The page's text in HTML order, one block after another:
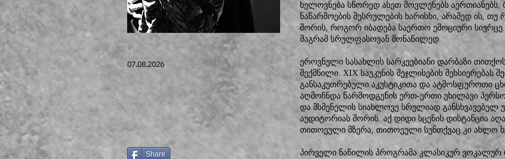
07.08.2026
Share
ხელოვნება სწორედ ასეთ მოვლენებს
ნაწარმოების შესრულების ხარისხი, არამედ ის, თუ
შორის, როგორ იბადება საერთო ემოციური
მაგრამ სრულფასოვან მონაწილედ.
ეროვნული სასახლის სარკეებიანი დარბაზი
შექმნილი. XIX საუკუნის მეჯლისების მეხსიერებას
განსაკუთრებული აკუსტიკითა და ატმოსფეროთი
აღმოჩნდა წარმოდგენის ერთ-ერთი უხილავი
და მსმენელის სიახლოვე სრულიად განსხვავებულ
აუდიტორიას შორის. აქ დიდი სცენის დისტანცია
თითოეული მზერა, თითოეული სუნთქვაც კი ახლო
პირველი ნაწილის პროგრამა კლასიკურ